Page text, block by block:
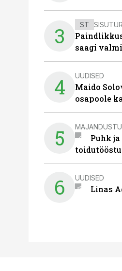
3 ST
saagi
4 UUDISED
Maido
osapoole
5
Puhk
6 UUDISED
Linas